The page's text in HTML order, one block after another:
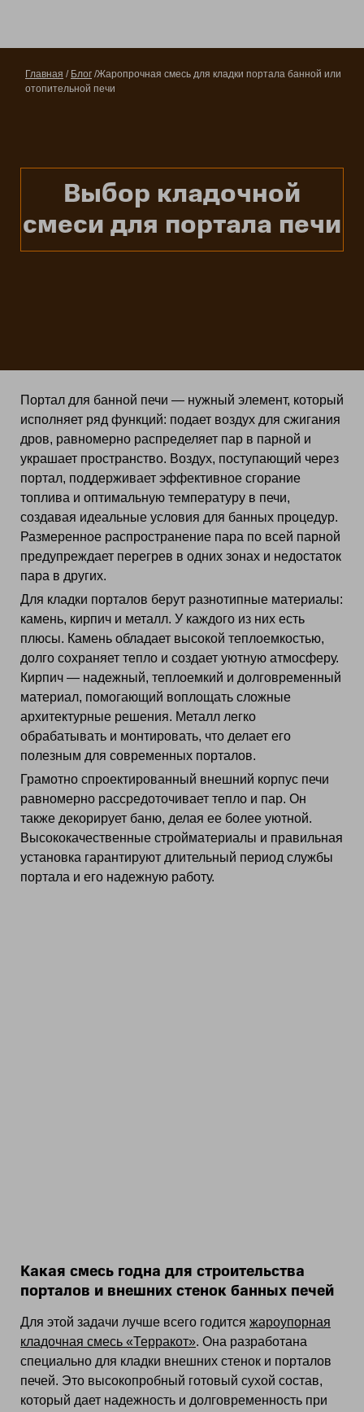
Выбор кладочной
смеси для портала печи
Главная / Блог /Жаропрочная смесь для кладки портала банной или
отопительной печи
Портал для банной печи — нужный элемент, который
исполняет ряд функций: подает воздух для сжигания
дров, равномерно распределяет пар в парной и
украшает пространство. Воздух, поступающий через
портал, поддерживает эффективное сгорание
топлива и оптимальную температуру в печи,
создавая идеальные условия для банных процедур.
Размеренное распространение пара по всей парной
предупреждает перегрев в одних зонах и недостаток
пара в других.
Для кладки порталов берут разнотипные материалы:
камень, кирпич и металл. У каждого из них есть
плюсы. Камень обладает высокой теплоемкостью,
долго сохраняет тепло и создает уютную атмосферу.
Кирпич — надежный, теплоемкий и долговременный
материал, помогающий воплощать сложные
архитектурные решения. Металл легко
обрабатывать и монтировать, что делает его
полезным для современных порталов.
Грамотно спроектированный внешний корпус печи
равномерно рассредоточивает тепло и пар. Он
также декорирует баню, делая ее более уютной.
Высококачественные стройматериалы и правильная
установка гарантируют длительный период службы
портала и его надежную работу.
Какая смесь годна для строительства
порталов и внешних стенок банных печей
Для этой задачи лучше всего годится жароупорная
кладочная смесь «Терракот». Она разработана
специально для кладки внешних стенок и порталов
печей. Это высокопробный готовый сухой состав,
который дает надежность и долговременность при